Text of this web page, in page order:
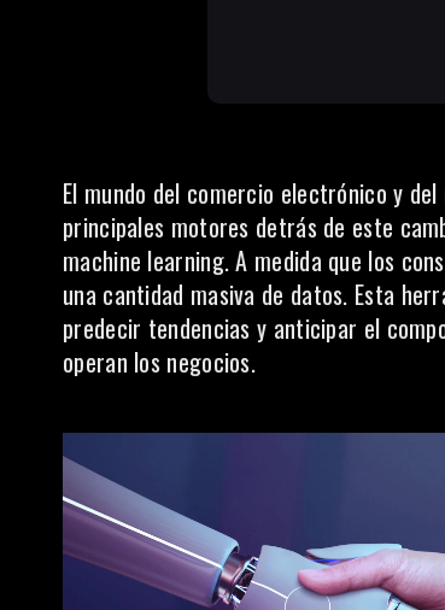
El mundo del comercio electrónico y
principales motores detrás de este
machine learning. A medida que los
una cantidad masiva de datos. Esta
predecir tendencias y anticipar el
operan los negocios.